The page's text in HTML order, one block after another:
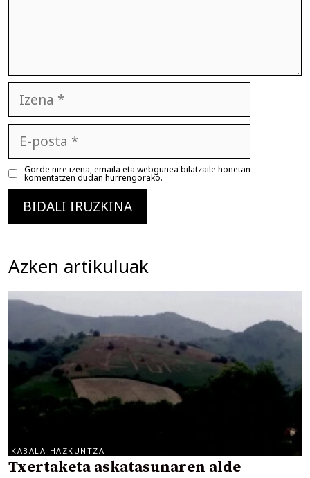
posta
Gorde nire izena, emaila eta webgunea bilatzaile honetan
komentatzen dudan hurrengorako.
Azken artikuluak
KABALA-HAZKUNTZA
Txertaketa askatasunaren alde